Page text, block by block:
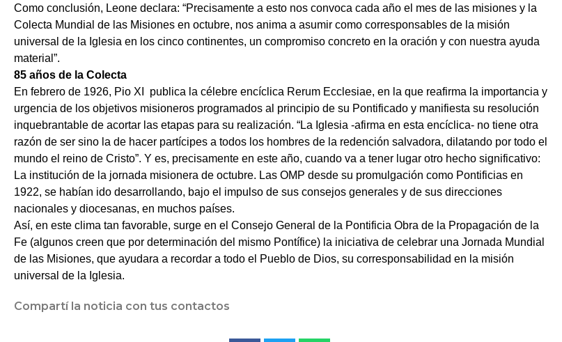
Como conclusión, Leone declara: “Precisamente a esto nos convoca cada año el mes de las misiones y la
Colecta Mundial de las Misiones en octubre, nos anima a asumir como corresponsables de la misión
universal de la Iglesia en los cinco continentes, un compromiso concreto en la oración y con nuestra ayuda
material”.
85 años de la Colecta
En febrero de 1926, Pio XI
publica la célebre encíclica Rerum Ecclesiae, en la que reafirma la importancia y
urgencia de los objetivos misioneros programados al principio de su Pontificado y manifiesta su resolución
inquebrantable de acortar las etapas para su realización. “La Iglesia -afirma en esta encíclica- no tiene otra
razón de ser sino la de hacer partícipes a todos los hombres de la redención salvadora, dilatando por todo el
mundo el reino de Cristo”. Y es, precisamente en este año, cuando va a tener lugar otro hecho significativo:
La institución de la jornada misionera de octubre. Las OMP desde su promulgación como Pontificias en
1922, se habían ido desarrollando, bajo el impulso de sus consejos generales y de sus direcciones
nacionales y diocesanas, en muchos países.
Así, en este clima tan favorable, surge en el Consejo General de la Pontificia Obra de la Propagación de la
Fe (algunos creen que por determinación del mismo Pontífice) la iniciativa de celebrar una Jornada Mundial
de las Misiones, que ayudara a recordar a todo el Pueblo de Dios, su corresponsabilidad en la misión
universal de la Iglesia.
Compartí la noticia con tus contactos